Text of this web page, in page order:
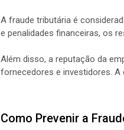
A fraude tributária é
e penalidades financeiras, os
Além disso, a reputação da
fornecedores e investidores.
Como Prevenir a